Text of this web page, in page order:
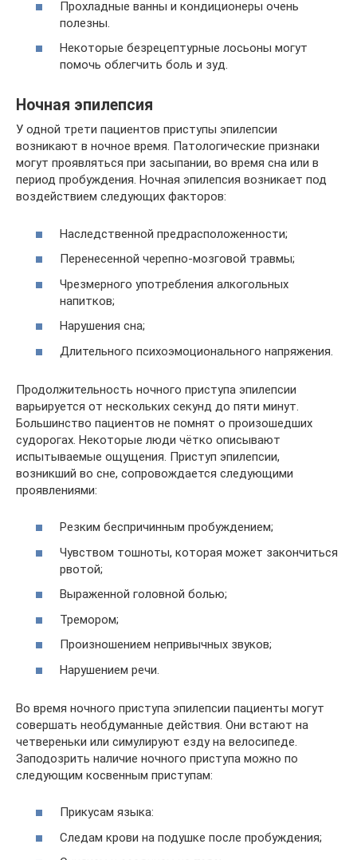
Прохладные ванны и кондиционеры очень
полезны.
Некоторые безрецептурные лосьоны могут
помочь облегчить боль и зуд.
Ночная эпилепсия
У одной трети пациентов приступы эпилепсии
возникают в ночное время. Патологические признаки
могут проявляться при засыпании, во время сна или в
период пробуждения. Ночная эпилепсия возникает под
воздействием следующих факторов:
Наследственной предрасположенности;
Перенесенной черепно-мозговой травмы;
Чрезмерного употребления алкогольных
напитков;
Нарушения сна;
Длительного психоэмоционального напряжения.
Продолжительность ночного приступа эпилепсии
варьируется от нескольких секунд до пяти минут.
Большинство пациентов не помнят о произошедших
судорогах. Некоторые люди чётко описывают
испытываемые ощущения. Приступ эпилепсии,
возникший во сне, сопровождается следующими
проявлениями:
Резким беспричинным пробуждением;
Чувством тошноты, которая может закончиться
рвотой;
Выраженной головной болью;
Тремором;
Произношением непривычных звуков;
Нарушением речи.
Во время ночного приступа эпилепсии пациенты могут
совершать необдуманные действия. Они встают на
четвереньки или симулируют езду на велосипеде.
Заподозрить наличие ночного приступа можно по
следующим косвенным приступам:
Прикусам языка:
Следам крови на подушке после пробуждения;